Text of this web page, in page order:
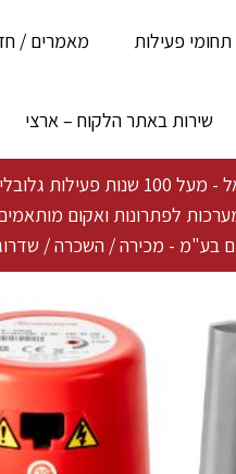
תחומי פעילות
מאמרים /
שירות באתר הלקוח – ארצי
בטכנולוגיה פורצת דרך ייחודית
לפתרונות ואקום
בע"מ - מכירה / השכרה /